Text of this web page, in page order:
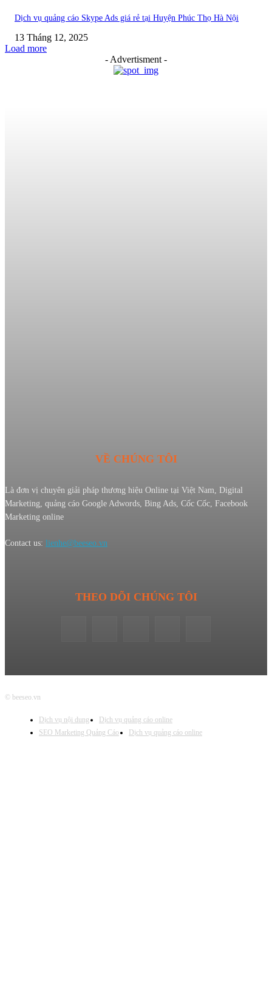
Dịch vụ quảng cáo Skype Ads giá rẻ tại Huyện Phúc Thọ Hà Nội
13 Tháng 12, 2025
Load more
- Advertisment -
VỀ CHÚNG TÔI
Là đơn vị chuyên giải pháp thương hiệu Online tại Việt Nam, Digital
Marketing, quảng cáo Google Adwords, Bing Ads, Cốc Cốc, Facebook
Marketing online
Contact us: lienhe@beeseo.vn
THEO DÕI CHÚNG TÔI
© beeseo.vn
Dịch vụ nội dung
Dịch vụ quảng cáo online
SEO Marketing Quảng Cáo
Dịch vụ quảng cáo online